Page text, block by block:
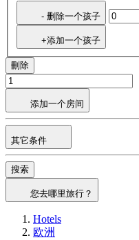
- 删除一个孩子
+添加一个孩子
刪除
添加一个房间
其它条件
搜索
您去哪里旅行？
Hotels
欧洲